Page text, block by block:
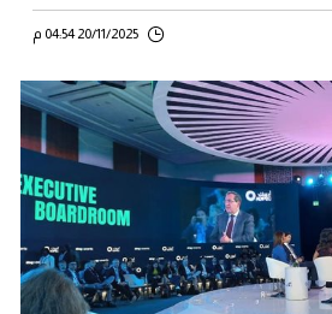
20/11/2025 04:54 م